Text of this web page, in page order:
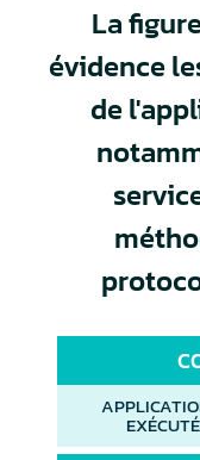
La
évidence
de